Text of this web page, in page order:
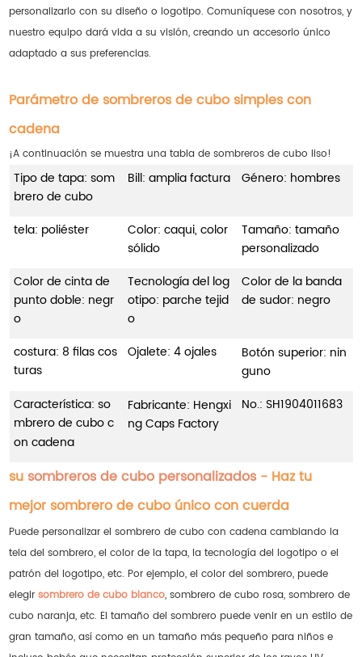
personalizarlo con su diseño o logotipo. Comuníquese con nosotros, y
nuestro equipo dará vida a su visión, creando un accesorio único
adaptado a sus preferencias.
Parámetro de sombreros de cubo simples con
cadena
¡A continuación se muestra una tabla de sombreros de cubo liso!
Tipo de tapa: som
brero de cubo
Bill: amplia factura Género: hombres
tela: poliéster
Color: caqui, color
sólido
Tamaño: tamaño
personalizado
Color de cinta de
punto doble: negr
o
Tecnología del log
otipo: parche tejid
o
Color de la banda
de sudor: negro
costura: 8 filas cos
turas
Ojalete: 4 ojales
Botón superior: nin
guno
Característica: so
mbrero de cubo c
on cadena
Fabricante: Hengxi
ng Caps Factory
No.: SH1904011683
su sombreros de cubo personalizados - Haz tu
mejor sombrero de cubo único con cuerda
Puede personalizar el sombrero de cubo con cadena cambiando la
tela del sombrero, el color de la tapa, la tecnología del logotipo o el
patrón del logotipo, etc. Por ejemplo, el color del sombrero, puede
elegirsombrero de cubo blanco, sombrero de cubo rosa, sombrero de
cubo naranja, etc. El tamaño del sombrero puede venir en un estilo de
gran tamaño, así como en un tamaño más pequeño para niños e